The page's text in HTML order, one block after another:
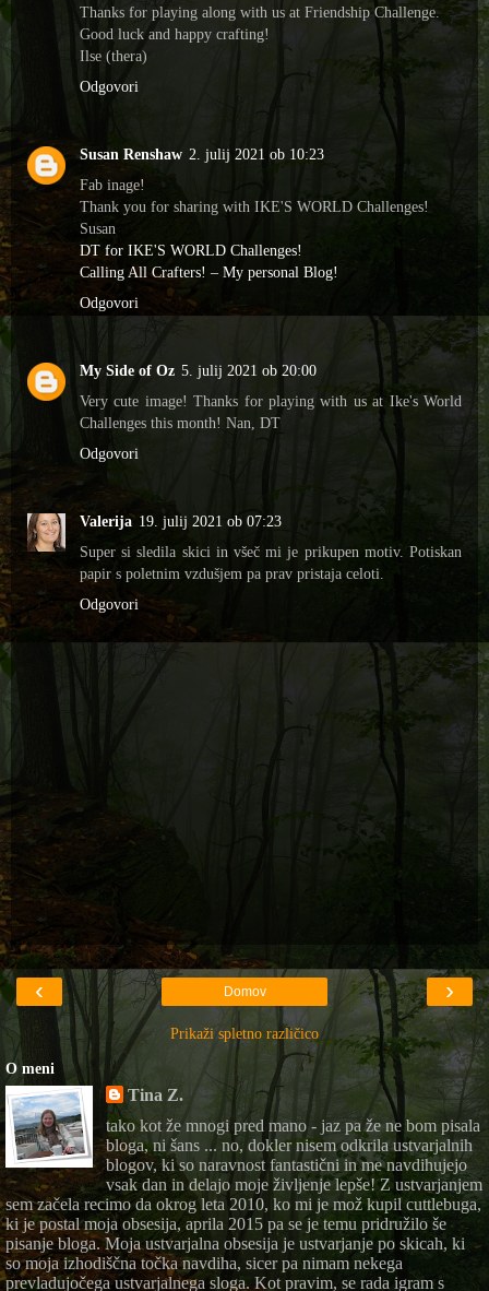
Thanks for playing along with us at Friendship Challenge.
Good luck and happy crafting!
Ilse (thera)
Odgovori
Susan Renshaw 2. julij 2021 ob 10:23
Fab inage!
Thank you for sharing with IKE'S WORLD Challenges!
Susan
DT for IKE'S WORLD Challenges!
Calling All Crafters! – My personal Blog!
Odgovori
My Side of Oz 5. julij 2021 ob 20:00
Very cute image! Thanks for playing with us at Ike's World
Challenges this month! Nan, DT
Odgovori
Valerija 19. julij 2021 ob 07:23
Super si sledila skici in všeč mi je prikupen motiv. Potiskan
papir s poletnim vzdušjem pa prav pristaja celoti.
Odgovori
‹ ›
Domov
Prikaži spletno različico
O meni
Tina Z.
tako kot že mnogi pred mano - jaz pa že ne bom pisala
bloga, ni šans ... no, dokler nisem odkrila ustvarjalnih
blogov, ki so naravnost fantastični in me navdihujejo
vsak dan in delajo moje življenje lepše! Z ustvarjanjem
sem začela recimo da okrog leta 2010, ko mi je mož kupil cuttlebuga,
ki je postal moja obsesija, aprila 2015 pa se je temu pridružilo še
pisanje bloga. Moja ustvarjalna obsesija je ustvarjanje po skicah, ki
so moja izhodiščna točka navdiha, sicer pa nimam nekega
prevladujočega ustvarjalnega sloga. Kot pravim, se rada igram s